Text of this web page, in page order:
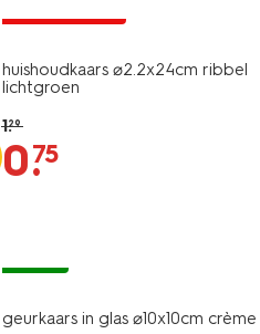
huishoudkaars ⌀2.2x24cm ribbel
lichtgroen
1.29
0.
75
geurkaars in glas ⌀10x10cm